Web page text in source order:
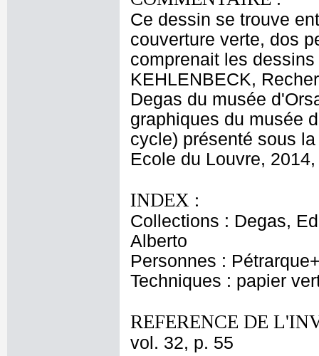
Ce dessin se trouve
couverture verte, dos
comprenait les
KEHLENBECK,
Degas du musée
graphiques du musée
cycle) présenté sous
Ecole du Louvre,
INDEX :
Collections : Degas,
Alberto
Personnes :
Techniques : papier
REFERENCE DE
vol. 32, p. 55